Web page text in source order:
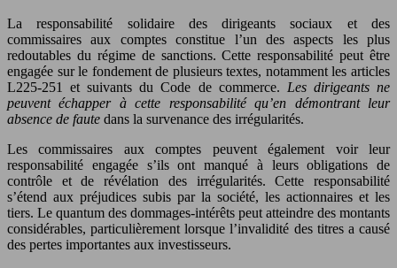
La responsabilité solidaire des dirigeants sociaux et des
commissaires aux comptes constitue l’un des aspects les plus
redoutables du régime de sanctions. Cette responsabilité peut être
engagée sur le fondement de plusieurs textes, notamment les articles
L225-251 et suivants du Code de commerce. Les dirigeants ne
peuvent échapper à cette responsabilité qu’en démontrant leur
absence de faute dans la survenance des irrégularités.
Les commissaires aux comptes peuvent également voir leur
responsabilité engagée s’ils ont manqué à leurs obligations de
contrôle et de révélation des irrégularités. Cette responsabilité
s’étend aux préjudices subis par la société, les actionnaires et les
tiers. Le quantum des dommages-intérêts peut atteindre des montants
considérables, particulièrement lorsque l’invalidité des titres a causé
des pertes importantes aux investisseurs.